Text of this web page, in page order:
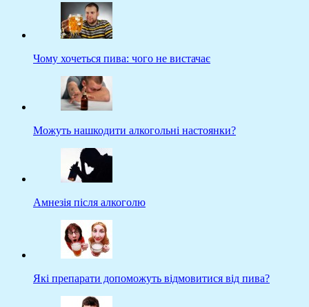
Чому хочеться пива: чого не вистачає
Можуть нашкодити алкогольні настоянки?
Амнезія після алкоголю
Які препарати допоможуть відмовитися від пива?